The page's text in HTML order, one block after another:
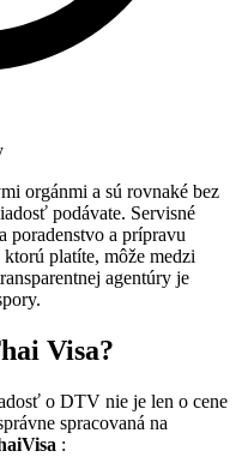
orgánmi a sú rovnaké bez
podávate. Servisné
poradenstvo a prípravu
platíte, môže medzi
agentúry je
Visa?
o DTV nie je len o cene
spracovaná na
: